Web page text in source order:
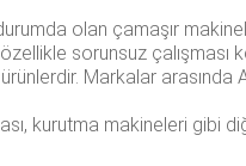
olan çamaşır
sorunsuz çalışması
Markalar arasında
kurutma makineleri gibi